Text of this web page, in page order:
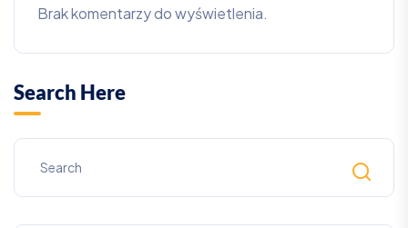
Brak komentarzy do wyświetlenia.
Search Here